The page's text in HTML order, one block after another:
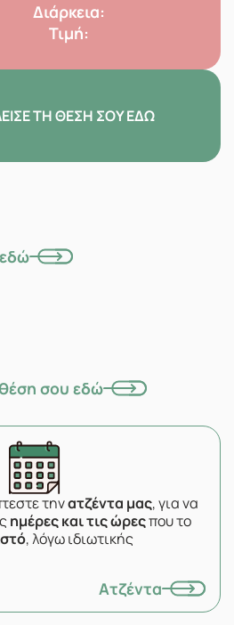
Διάρκεια:
Τιμή:
ΤΗ ΘΈΣΗ ΣΟΥ ΕΔΏ
σου εδώ
τηνατζέντα μας, για να
ημέρες και τις ώρεςπου το
, λόγω ιδιωτικής
Ατζέντα